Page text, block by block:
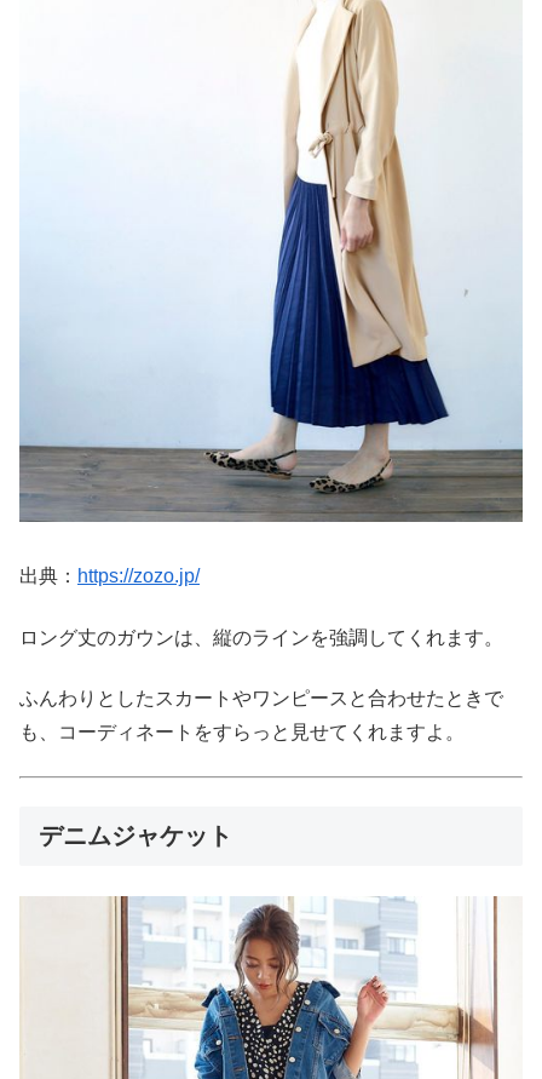
出典： https://zozo.jp/
ロング丈のガウンは、縦のラインを強調してくれます。
ふんわりとしたスカートやワンピースと合わせたときで
も、コーディネートをすらっと見せてくれますよ。
デニムジャケット